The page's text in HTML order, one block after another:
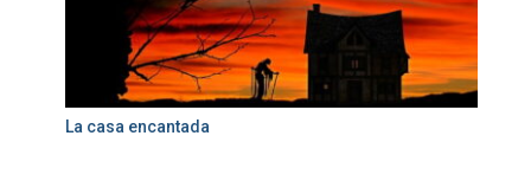
La casa encantada